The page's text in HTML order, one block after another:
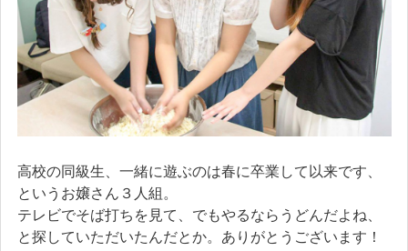
高校の同級生、一緒に遊ぶのは春に卒業して以来です、
というお嬢さん３人組。
テレビでそば打ちを見て、でもやるならうどんだよね、
と探していただいたんだとか。ありがとうございます！